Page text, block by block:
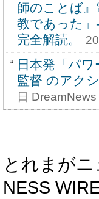
師のことば
教であった
完全解読。
日本発「パ
監督 のアク
日 DreamNews
とれまが
NESS